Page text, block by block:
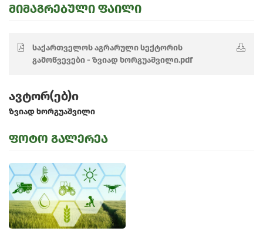
მიმაგრებული ფაილი
საქართველოს აგრარული სექტორის
გამოწვევები - ზვიად ხორგუაშვილი.pdf
ავტორ(ებ)ი
ზვიად ხორგუაშვილი
ფოტო გალერეა